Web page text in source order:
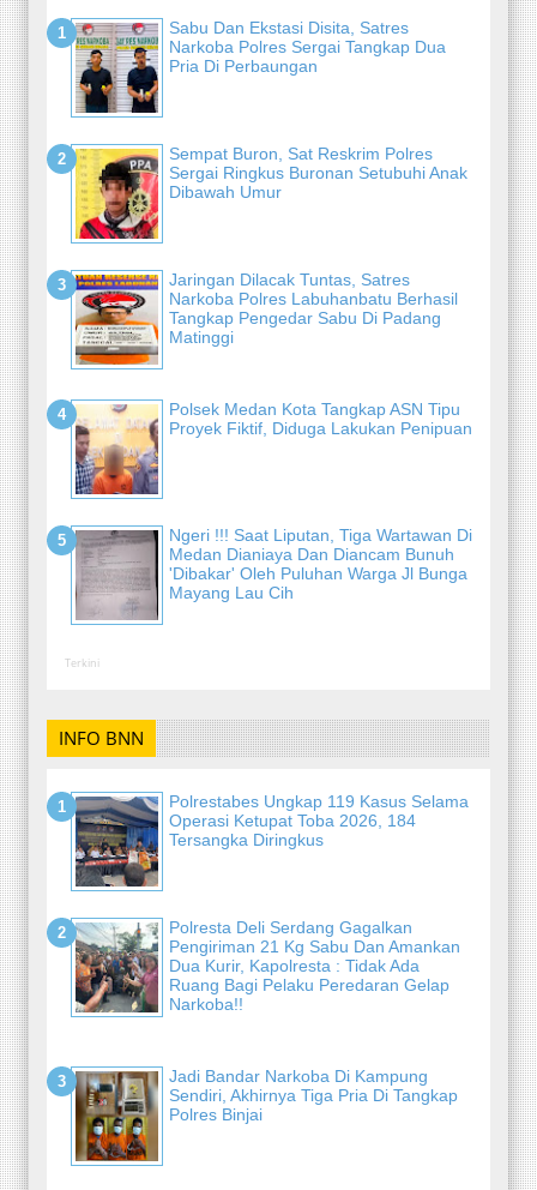
Sabu Dan Ekstasi Disita, Satres
Narkoba Polres Sergai Tangkap Dua
Pria Di Perbaungan
Sempat Buron, Sat Reskrim Polres
Sergai Ringkus Buronan Setubuhi Anak
Dibawah Umur
Jaringan Dilacak Tuntas, Satres
Narkoba Polres Labuhanbatu Berhasil
Tangkap Pengedar Sabu Di Padang
Matinggi
Polsek Medan Kota Tangkap ASN Tipu
Proyek Fiktif, Diduga Lakukan Penipuan
Ngeri !!! Saat Liputan, Tiga Wartawan Di
Medan Dianiaya Dan Diancam Bunuh
'Dibakar' Oleh Puluhan Warga Jl Bunga
Mayang Lau Cih
Terkini
INFO BNN
Polrestabes Ungkap 119 Kasus Selama
Operasi Ketupat Toba 2026, 184
Tersangka Diringkus
Polresta Deli Serdang Gagalkan
Pengiriman 21 Kg Sabu Dan Amankan
Dua Kurir, Kapolresta : Tidak Ada
Ruang Bagi Pelaku Peredaran Gelap
Narkoba!!
Jadi Bandar Narkoba Di Kampung
Sendiri, Akhirnya Tiga Pria Di Tangkap
Polres Binjai